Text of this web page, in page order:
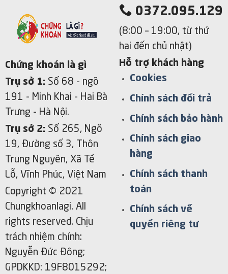
Chứng khoán là gì
Trụ sở 1: Số 68 - ngõ
191 - Minh Khai - Hai Bà
Trưng - Hà Nội.
Trụ sở 2: Số 265, Ngõ
19, Đường số 3, Thôn
Trung Nguyên, Xã Tề
Lỗ, Vĩnh Phúc, Việt Nam
Copyright © 2021
Chungkhoanlagi. All
rights reserved. Chịu
trách nhiệm chính:
Nguyễn Đức Đông;
GPDKKD: 19F8015292;
0372.095.129
(8:00 – 19:00, từ thứ
hai đến chủ nhật)
Hỗ trợ khách hàng
Cookies
Chính sách đổi trả
Chính sách bảo hành
Chính sách giao
hàng
Chính sách thanh
toán
Chính sách về
quyền riêng tư